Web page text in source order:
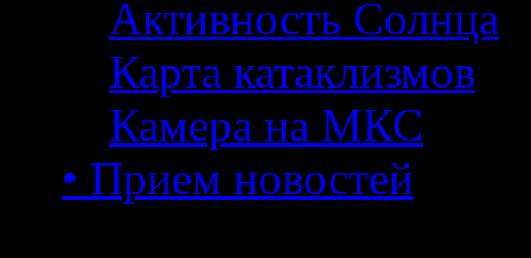
Активность Солнца
Карта катаклизмов
Камера на МКС
• Прием новостей